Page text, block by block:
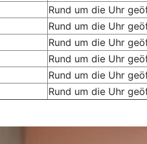
Rund um die Uhr
Rund um die Uhr
Rund um die Uhr
Rund um die Uhr
Rund um die Uhr
Rund um die Uhr